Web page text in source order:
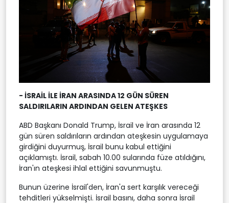
- İSRAİL İLE İRAN ARASINDA 12 GÜN SÜREN
SALDIRILARIN ARDINDAN GELEN ATEŞKES
ABD Başkanı Donald Trump, İsrail ve İran arasında 12
gün süren saldırıların ardından ateşkesin uygulamaya
girdiğini duyurmuş, İsrail bunu kabul ettiğini
açıklamıştı. İsrail, sabah 10.00 sularında füze atıldığını,
İran'ın ateşkesi ihlal ettiğini savunmuştu.
Bunun üzerine İsrail'den, İran'a sert karşılık vereceği
tehditleri yükselmişti. İsrail basını, daha sonra İsrail